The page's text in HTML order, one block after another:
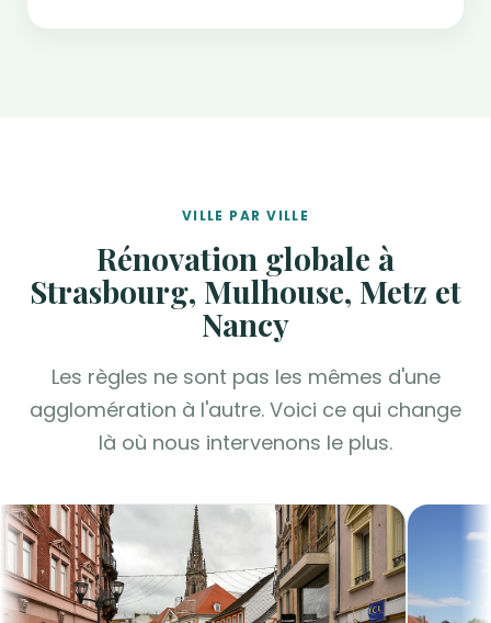
VILLE PAR VILLE
Rénovation globale à
Strasbourg, Mulhouse, Metz et
Nancy
Les règles ne sont pas les mêmes d'une
agglomération à l'autre. Voici ce qui change
là où nous intervenons le plus.